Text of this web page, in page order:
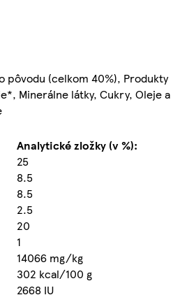
pôvodu (celkom 40%), Produkty
Minerálne látky, Cukry, Oleje a
Analytické zložky (v %):
25
8.5
8.5
2.5
20
1
14066 mg/kg
302 kcal/100 g
2668 IU